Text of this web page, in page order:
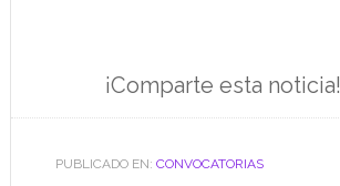
¡Comparte esta noticia!
PUBLICADO EN: CONVOCATORIAS